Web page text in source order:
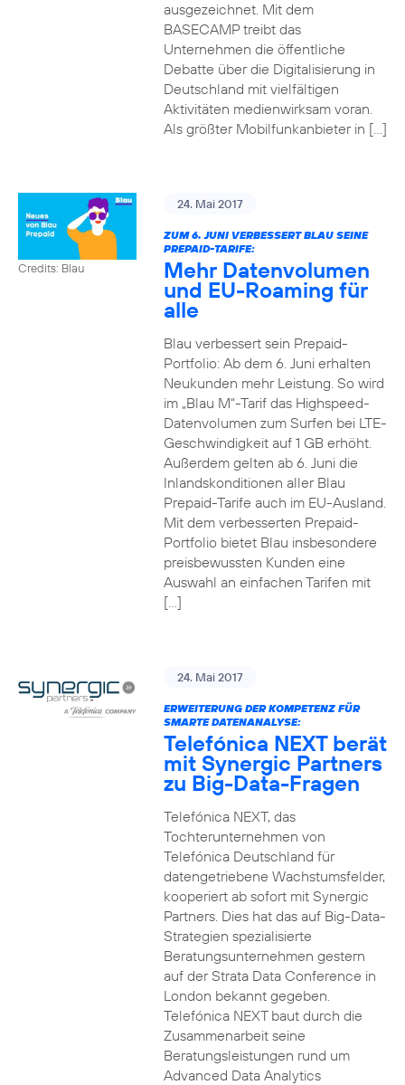
ausgezeichnet. Mit dem
BASECAMP treibt das
Unternehmen die öffentliche
Debatte über die Digitalisierung in
Deutschland mit vielfältigen
Aktivitäten medienwirksam voran.
Als größter Mobilfunkanbieter in […]
Credits: Blau
24. Mai 2017
ZUM 6. JUNI VERBESSERT BLAU SEINE
PREPAID-TARIFE:
Mehr Datenvolumen
und EU-Roaming für
alle
Blau verbessert sein Prepaid-
Portfolio: Ab dem 6. Juni erhalten
Neukunden mehr Leistung. So wird
im „Blau M“-Tarif das Highspeed-
Datenvolumen zum Surfen bei LTE-
Geschwindigkeit auf 1 GB erhöht.
Außerdem gelten ab 6. Juni die
Inlandskonditionen aller Blau
Prepaid-Tarife auch im EU-Ausland.
Mit dem verbesserten Prepaid-
Portfolio bietet Blau insbesondere
preisbewussten Kunden eine
Auswahl an einfachen Tarifen mit
[…]
24. Mai 2017
ERWEITERUNG DER KOMPETENZ FÜR
SMARTE DATENANALYSE:
Telefónica NEXT berät
mit Synergic Partners
zu Big-Data-Fragen
Telefónica NEXT, das
Tochterunternehmen von
Telefónica Deutschland für
datengetriebene Wachstumsfelder,
kooperiert ab sofort mit Synergic
Partners. Dies hat das auf Big-Data-
Strategien spezialisierte
Beratungsunternehmen gestern
auf der Strata Data Conference in
London bekannt gegeben.
Telefónica NEXT baut durch die
Zusammenarbeit seine
Beratungsleistungen rund um
Advanced Data Analytics